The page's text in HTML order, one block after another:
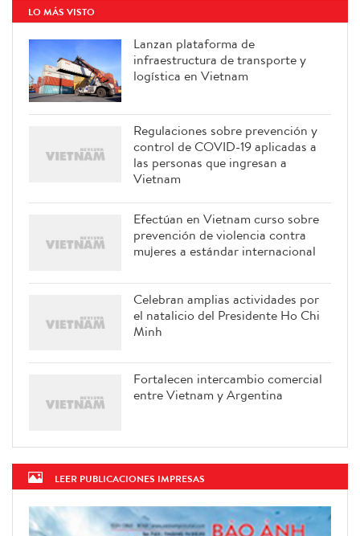
LO MÁS VISTO
Lanzan plataforma de
infraestructura de transporte y
logística en Vietnam
Regulaciones sobre prevención y
control de COVID-19 aplicadas a
las personas que ingresan a
Vietnam
Efectúan en Vietnam curso sobre
prevención de violencia contra
mujeres a estándar internacional
Celebran amplias actividades por
el natalicio del Presidente Ho Chi
Minh
Fortalecen intercambio comercial
entre Vietnam y Argentina
LEER PUBLICACIONES IMPRESAS